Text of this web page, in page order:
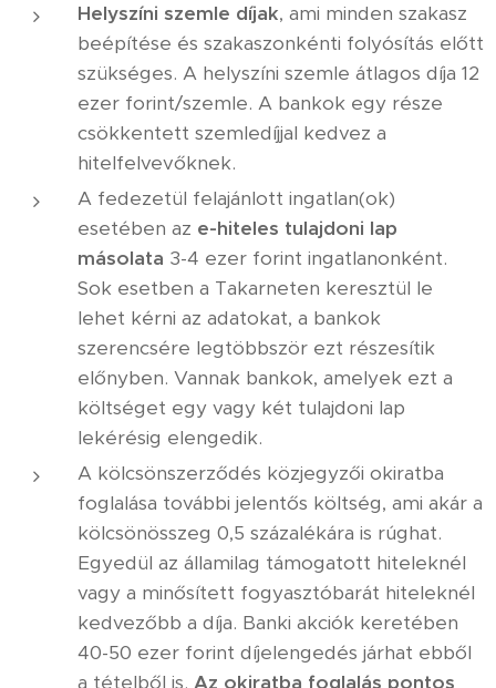
Helyszíni szemle díjak, ami minden szakasz
beépítése és szakaszonkénti folyósítás előtt
szükséges. A helyszíni szemle átlagos díja 12
ezer forint/szemle. A bankok egy része
csökkentett szemledíjjal kedvez a
hitelfelvevőknek.
A fedezetül felajánlott ingatlan(ok)
esetében az e-hiteles tulajdoni lap
másolata 3-4 ezer forint ingatlanonként.
Sok esetben a Takarneten keresztül le
lehet kérni az adatokat, a bankok
szerencsére legtöbbször ezt részesítik
előnyben. Vannak bankok, amelyek ezt a
költséget egy vagy két tulajdoni lap
lekérésig elengedik.
A kölcsönszerződés közjegyzői okiratba
foglalása további jelentős költség, ami akár a
kölcsönösszeg 0,5 százalékára is rúghat.
Egyedül az államilag támogatott hiteleknél
vagy a minősített fogyasztóbarát hiteleknél
kedvezőbb a díja. Banki akciók keretében
40-50 ezer forint díjelengedés járhat ebből
a tételből is. Az okiratba foglalás pontos